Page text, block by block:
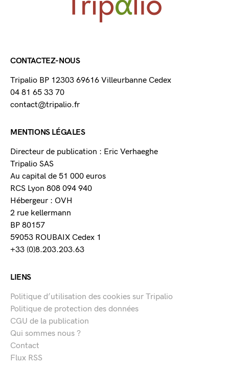
CONTACTEZ-NOUS
Tripalio BP 12303 69616 Villeurbanne Cedex
04 81 65 33 70
contact@tripalio.fr
MENTIONS LÉGALES
Directeur de publication : Eric Verhaeghe
Tripalio SAS
Au capital de 51 000 euros
RCS Lyon 808 094 940
Hébergeur : OVH
2 rue kellermann
BP 80157
59053 ROUBAIX Cedex 1
+33 (0)8.203.203.63
LIENS
Politique d’utilisation des cookies sur Tripalio
Politique de protection des données
CGU de la publication
Qui sommes nous ?
Contact
Flux RSS